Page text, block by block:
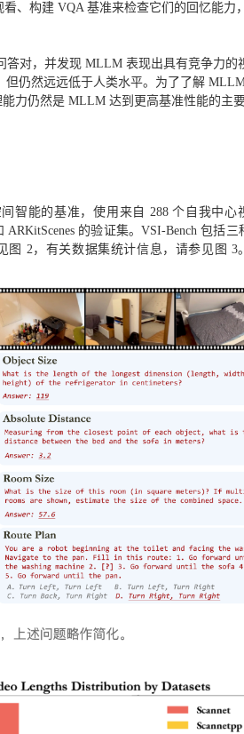
、构建 VQA 基准来检查它们的回忆能力
答对，并发现 MLLM 表现出具有竞争力的
仍然远远低于人类水平。为了了解
力仍然是 MLLM 达到更高基准性能的主
智能的基准，使用来自 288 个自我中心
的验证集。VSI-Bench 包括三
图 2，有关数据集统计信息，请参见图 3